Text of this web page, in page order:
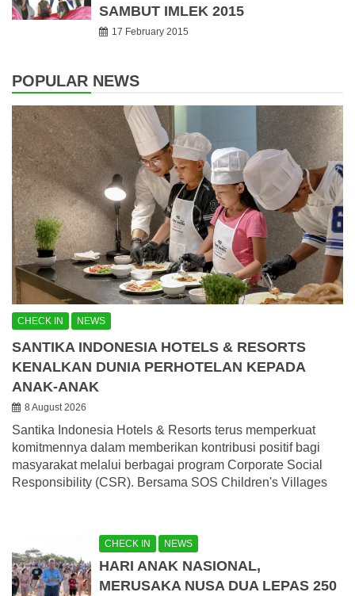
SAMBUT IMLEK 2015
17 February 2015
POPULAR NEWS
CHECK IN NEWS
SANTIKA INDONESIA HOTELS & RESORTS
KENALKAN DUNIA PERHOTELAN KEPADA
ANAK-ANAK
8 August 2026
Santika Indonesia Hotels & Resorts terus memperkuat
komitmennya dalam memberikan kontribusi positif bagi
masyarakat melalui berbagai program Corporate Social
Responsibility (CSR). Bersama SOS Children's Villages
CHECK IN NEWS
HARI ANAK NASIONAL,
MERUSAKA NUSA DUA LEPAS 250